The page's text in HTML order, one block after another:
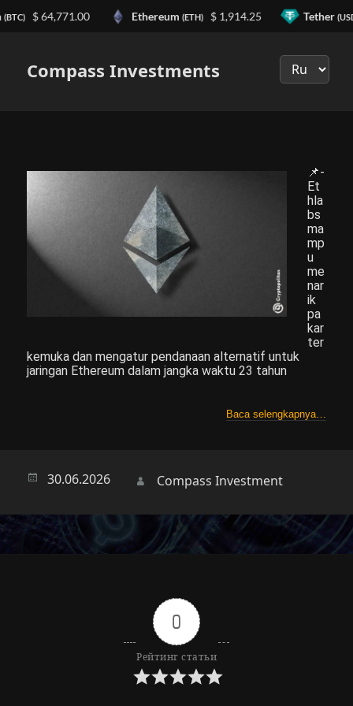
Compass Investments
📌-
Et
hla
bs
ma
mp
u
me
nar
ik
pa
kar
ter
kemuka dan mengatur pendanaan alternatif untuk
jaringan Ethereum dalam jangka waktu 23 tahun
Baca selengkapnya…
30.06.2026 Автор
Compass Investment
0
Рейтинг статьи
(BTC) $ 64,771.00 Ethereum (ETH) $ 1,914.25 Tether